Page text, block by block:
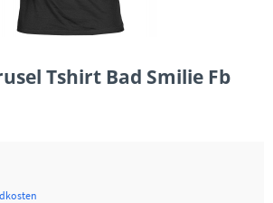
Tshirt Bad Smilie Fb